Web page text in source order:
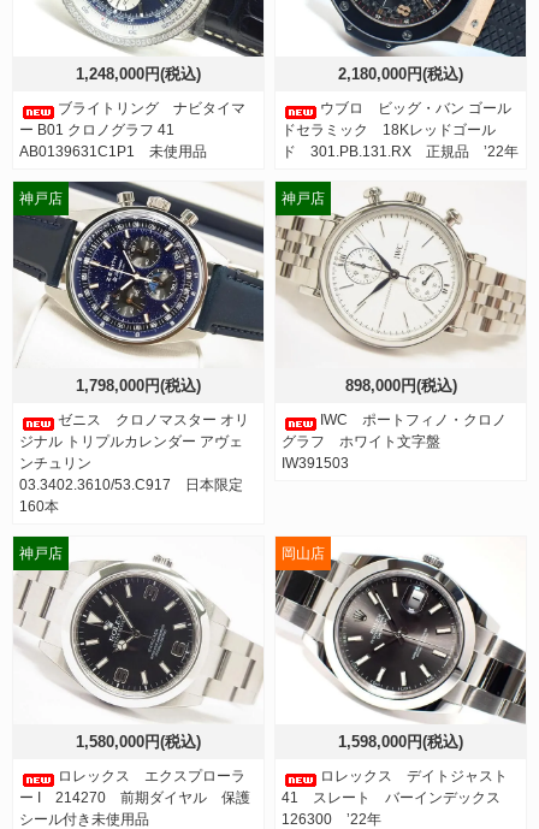
1,248,000円(税込)
ブライトリング ナビタイマ
ー B01 クロノグラフ 41
AB0139631C1P1 未使用品
2,180,000円(税込)
ウブロ ビッグ・バン ゴール
ドセラミック 18Kレッドゴール
ド 301.PB.131.RX 正規品 ’22年
1,798,000円(税込)
ゼニス クロノマスター オリ
ジナル トリプルカレンダー アヴェ
ンチュリン
03.3402.3610/53.C917 日本限定
160本
神戸店
898,000円(税込)
IWC ポートフィノ・クロノ
グラフ ホワイト文字盤
IW391503
神戸店
1,580,000円(税込)
ロレックス エクスプローラ
ー I 214270 前期ダイヤル 保護
シール付き未使用品
神戸店
1,598,000円(税込)
ロレックス デイトジャスト
41 スレート バーインデックス
126300 ’22年
岡山店